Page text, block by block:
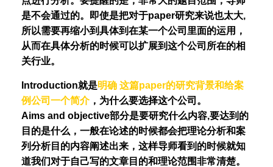
是不会通过的。即使是把对于paper研究来说也太大,
所以需要再缩小到具体到在某一个公司里面的运用，
从而在具体分析的时候可以扩展到这个公司所在的相
关行业。
Introduction就是明确 这篇paper的研究背景和给案
例公司一个简介，为什么要选择这个公司。
Aims and objective部分是要研究什么内容,要达到的
目的是什么，一般在论述的时候都会把理论分析和案
列分析目的内容阐述出来，这样导师看到的时候就知
道我们对于自己写的文章目的和理论范围非常清楚。